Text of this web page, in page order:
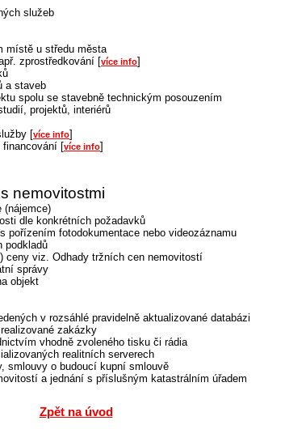
služeb
místě u středu města
zprostředkování [více info]
a staveb
spolu se stavebně technickým posouzením
projektů, interiérů
[více info]
financování [více info]
nemovitostmi
(nájemce)
dle konkrétních požadavků
pořízením fotodokumentace nebo videozáznamu
podkladů
ceny viz. Odhady tržních cen nemovitostí
správy
objekt
v rozsáhlé pravidelně aktualizované databázi
zakázky
vhodně zvoleného tisku či rádia
realitních serverech
smlouvy o budoucí kupní smlouvě
a jednání s příslušným katastrálním úřadem
Zpět na úvod